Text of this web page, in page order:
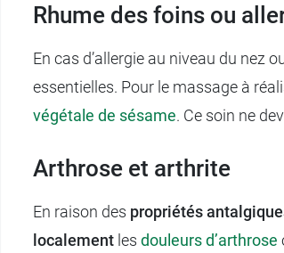
Rhume des foins ou
En cas d’allergie au niveau du nez
essentielles. Pour le massage à
végétale de sésame. Ce soin ne
Arthrose et arthrite
En raison des propriétés
localement les douleurs d’arthrose